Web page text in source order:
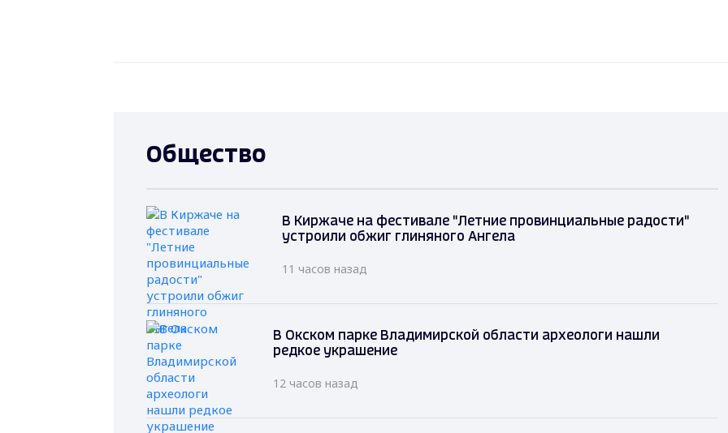
Общество
В Киржаче на фестивале "Летние провинциальные радости"
устроили обжиг глиняного Ангела
11 часов назад
В Окском парке Владимирской области археологи нашли
редкое украшение
12 часов назад